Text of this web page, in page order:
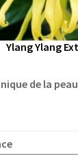
Ylang Ylang
de la